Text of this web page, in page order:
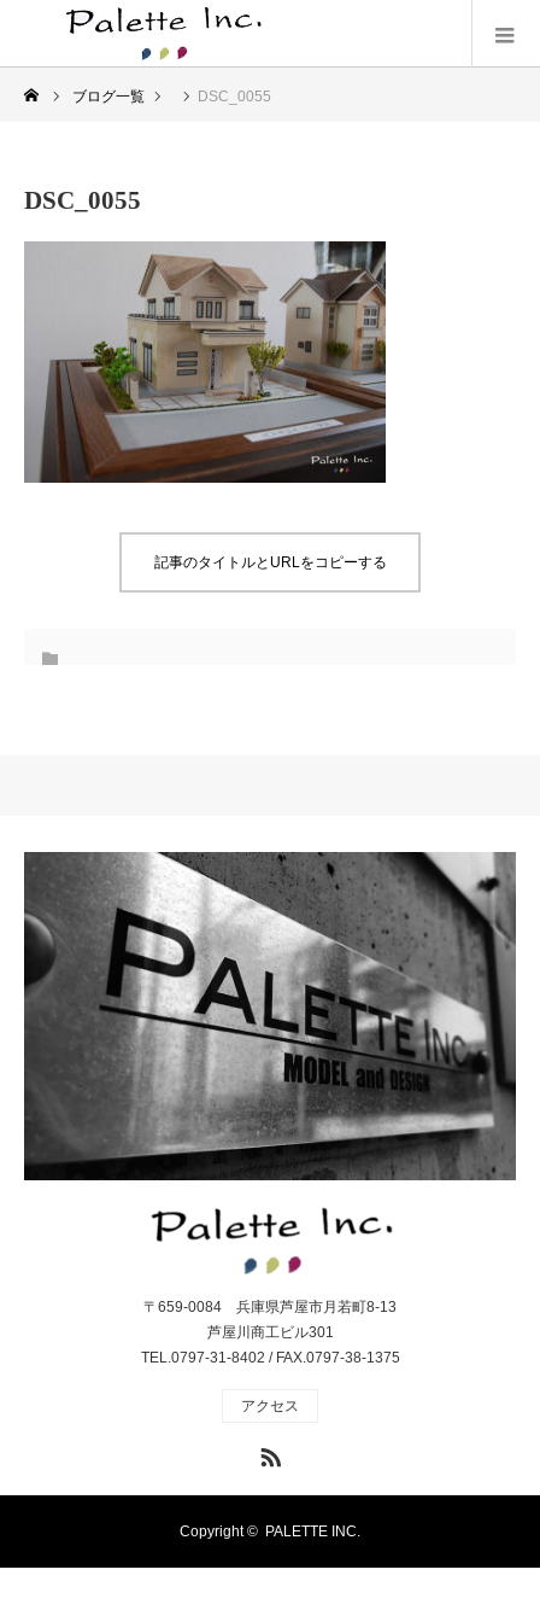
ブログ一覧 DSC_0055
DSC_0055
記事のタイトルとURLをコピーする
〒659-0084 兵庫県芦屋市月若町8-13
芦屋川商工ビル301
TEL.0797-31-8402 / FAX.0797-38-1375
アクセス
Copyright © PALETTE INC.